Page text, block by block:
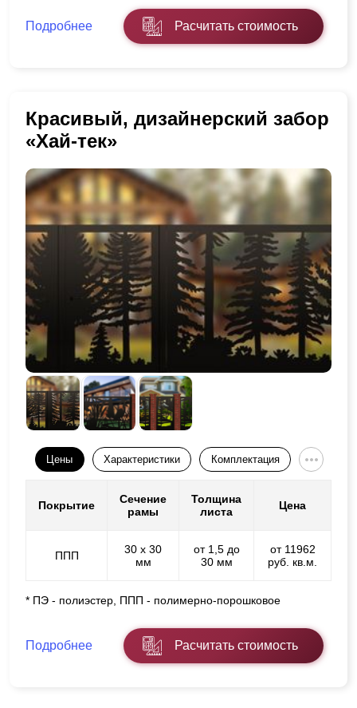
Подробнее Расчитать стоимость
Красивый, дизайнерский забор
«Хай-тек»
Цены Характеристики Комплектация
Покрытие
Сечение
рамы
Толщина
листа
Цена
ППП
30 х 30
мм
от 1,5 до
30 мм
от 11962
руб. кв.м.
* ПЭ - полиэстер, ППП - полимерно-порошковое
Подробнее Расчитать стоимость